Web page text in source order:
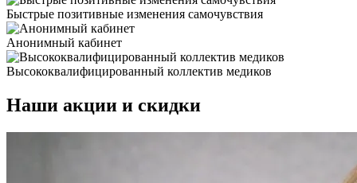
Быстрые позитивные изменения самочувствия
Анонимный кабинет
Высококвалифицированный коллектив медиков
Наши акции и скидки